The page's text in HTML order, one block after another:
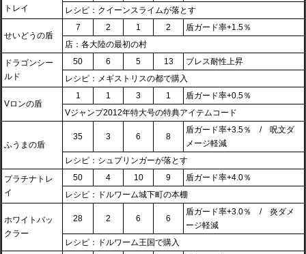
トレイ
レシピ：クイーンスライムが落とす
せいどうの盾
7 2 1 2
盾ガード率+1.5％
店：各大陸の最初の村
ドラゴンシー
ルド
50 6 5 13
ブレス耐性上昇
レシピ：メギストリスの都で購入
Vロンの盾
1 1 3 1
盾ガード率+0.5％
Vジャンプ2012年特大号の特典アイテムコード
ふうまの盾
35 3 6 8
盾ガード率+3.5％ / 呪文ダ
メージ軽減
レシピ：シュプリンガーが落とす
プラチナトレ
イ
50 4 10 9
盾ガード率+4.0％
レシピ：ドルワーム城下町の本棚
ホワイトバッ
クラー
28 2 6 6
盾ガード率+3.0％ / 炎ダメ
ージ軽減
レシピ：ドルワーム王国で購入